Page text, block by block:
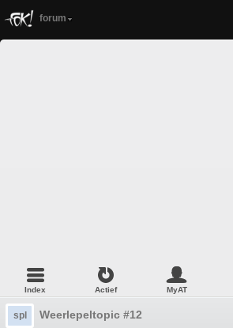
forum
Index Actief MyAT
spl Weerlepeltopic #12